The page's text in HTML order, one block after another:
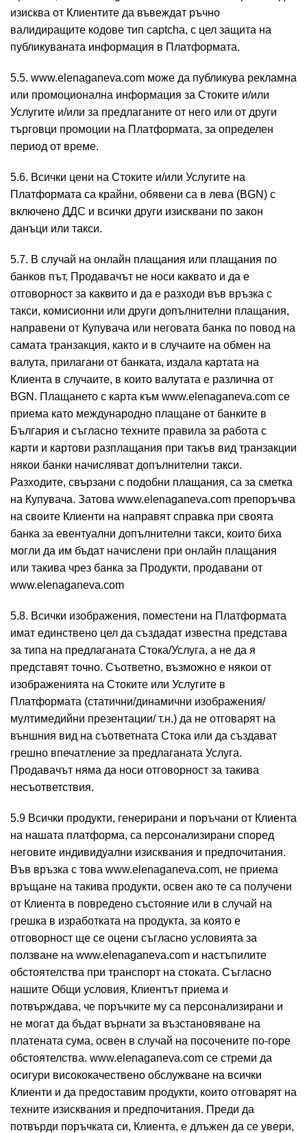
изисква от Клиентите да въвеждат ръчно
валидиращите кодове тип captcha, с цел защита на
публикуваната информация в Платформата.
5.5. www.elenaganeva.com може да публикува рекламна
или промоционална информация за Стоките и/или
Услугите и/или за предлаганите от него или от други
търговци промоции на Платформата, за определен
период от време.
5.6. Всички цени на Стоките и/или Услугите на
Платформата са крайни, обявени са в лева (BGN) с
включено ДДС и всички други изисквани по закон
данъци или такси.
5.7. В случай на онлайн плащания или плащания по
банков път, Продавачът не носи каквато и да е
отговорност за каквито и да е разходи във връзка с
такси, комисионни или други допълнителни плащания,
направени от Купувача или неговата банка по повод на
самата транзакция, както и в случаите на обмен на
валута, прилагани от банката, издала картата на
Клиента в случаите, в които валутата е различна от
BGN. Плащането с карта към www.elenaganeva.com се
приема като международно плащане от банките в
България и съгласно техните правила за работа с
карти и картови разплащания при такъв вид транзакции
някои банки начисляват допълнителни такси.
Разходите, свързани с подобни плащания, са за сметка
на Купувача. Затова www.elenaganeva.com препоръчва
на своите Клиенти на направят справка при своята
банка за евентуални допълнителни такси, които биха
могли да им бъдат начислени при онлайн плащания
или такива чрез банка за Продукти, продавани от
www.elenaganeva.com
5.8. Всички изображения, поместени на Платформата
имат единствено цел да създадат известна представа
за типа на предлаганата Стока/Услуга, а не да я
представят точно. Съответно, възможно е някои от
изображенията на Стоките или Услугите в
Платформата (статични/динамични изображения/
мултимедийни презентации/ т.н.) да не отговарят на
външния вид на съответната Стока или да създават
грешно впечатление за предлаганата Услуга.
Продавачът няма да носи отговорност за такива
несъответствия.
5.9 Всички продукти, генерирани и поръчани от Клиента
на нашата платформа, са персонализирани според
неговите индивидуални изисквания и предпочитания.
Във връзка с това www.elenaganeva.com, не приема
връщане на такива продукти, освен ако те са получени
от Клиента в повредено състояние или в случай на
грешка в изработката на продукта, за която е
отговорност ще се оцени съгласно условията за
ползване на www.elenaganeva.com и настъпилите
обстоятелства при транспорт на стоката. Съгласно
нашите Общи условия, Клиентът приема и
потвърждава, че поръчките му са персонализирани и
не могат да бъдат върнати за възстановяване на
платената сума, освен в случай на посочените по-горе
обстоятелства. www.elenaganeva.com се стреми да
осигури висококачествено обслужване на всички
Клиенти и да предоставим продукти, които отговарят на
техните изисквания и предпочитания. Преди да
потвърди поръчката си, Клиента, е длъжен да се увери,